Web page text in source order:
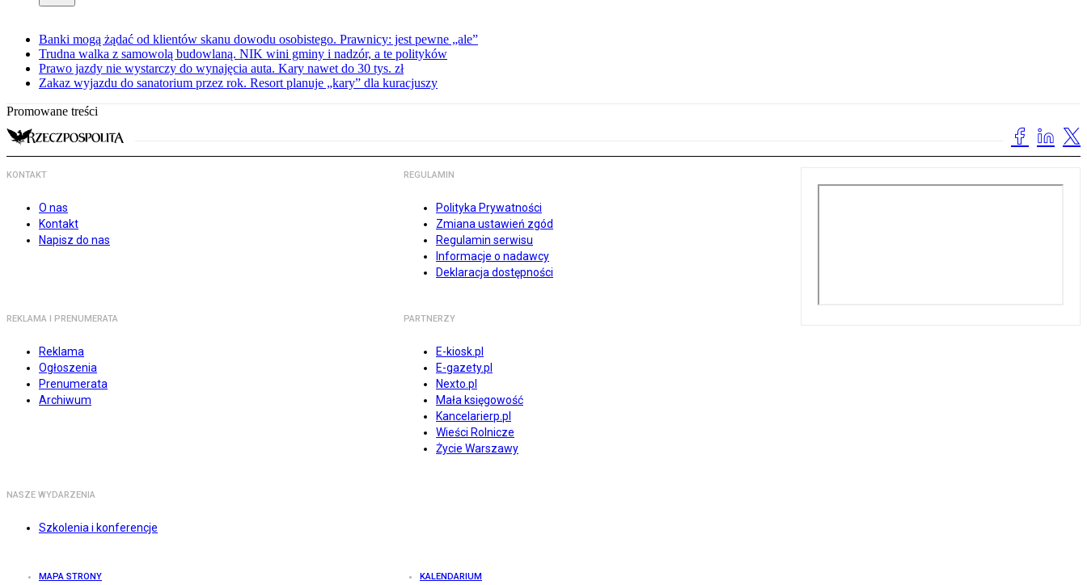
Banki mogą żądać od klientów skanu dowodu osobistego. Prawnicy: jest pewne „ale”
Trudna walka z samowolą budowlaną. NIK wini gminy i nadzór, a te polityków
Prawo jazdy nie wystarczy do wynajęcia auta. Kary nawet do 30 tys. zł
Zakaz wyjazdu do sanatorium przez rok. Resort planuje „kary” dla kuracjuszy
Promowane treści
KONTAKT
O nas
Kontakt
Napisz do nas
REGULAMIN
Polityka Prywatności
Zmiana ustawień zgód
Regulamin serwisu
Informacje o nadawcy
Deklaracja dostępności
REKLAMA I PRENUMERATA
Reklama
Ogłoszenia
Prenumerata
Archiwum
PARTNERZY
E-kiosk.pl
E-gazety.pl
Nexto.pl
Mała księgowość
Kancelarierp.pl
Wieści Rolnicze
Życie Warszawy
NASZE WYDARZENIA
Szkolenia i konferencje
MAPA STRONY KALENDARIUM